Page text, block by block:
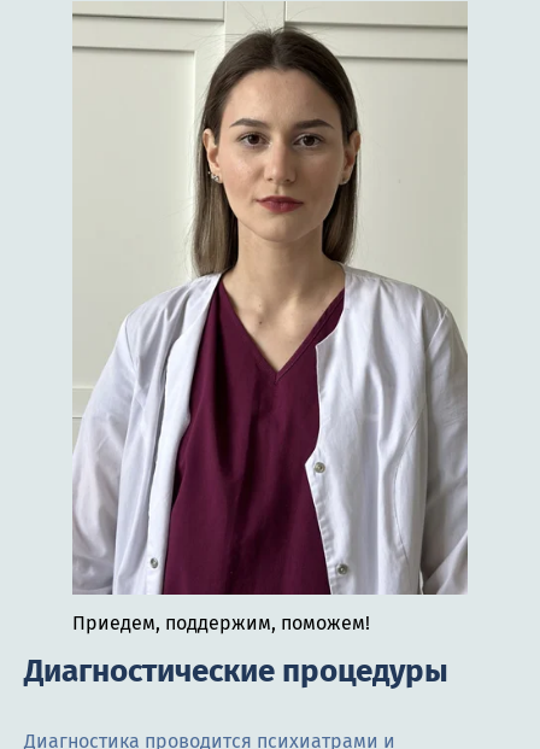
Приедем, поддержим, поможем!
Диагностические процедуры
Диагностика проводится психиатрами и